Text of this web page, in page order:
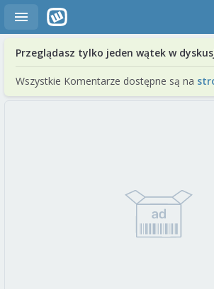
Przeglądasz tylko jeden wątek w
Wszystkie Komentarze dostępne są na